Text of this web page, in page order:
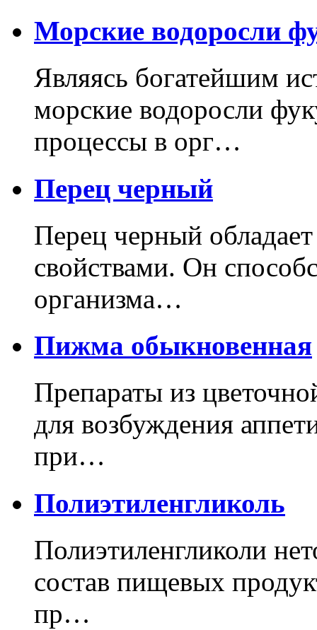
Морские водоросли
Являясь богатейшим
морские водоросли
процессы в орг…
Перец черный
Перец черный
свойствами. Он
организма…
Пижма обыкновенная
Препараты из
для возбуждения
при…
Полиэтиленгликоль
Полиэтиленгликоли
состав пищевых
пр…